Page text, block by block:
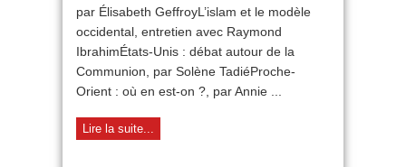
par Élisabeth GeffroyL’islam et le modèle
occidental, entretien avec Raymond
IbrahimÉtats-Unis : débat autour de la
Communion, par Solène TadiéProche-
Orient : où en est-on ?, par Annie ...
Lire la suite...